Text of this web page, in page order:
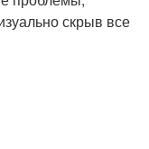
скрыв все